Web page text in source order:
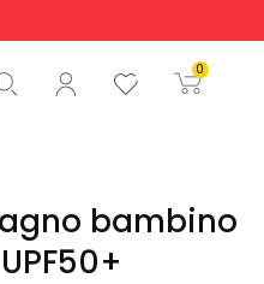
0
0,00 €
bambino